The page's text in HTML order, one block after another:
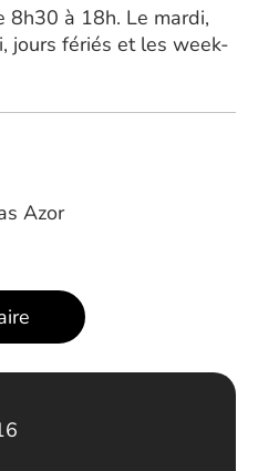
8h30 à 18h. Le mardi,
jours fériés et les week-
Azor